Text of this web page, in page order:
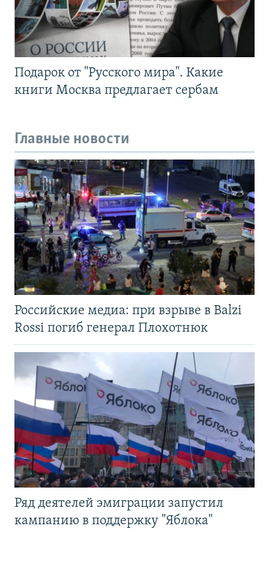
Подарок от "Русского мира". Какие
книги Москва предлагает сербам
Главные новости
Российские медиа: при взрыве в Balzi
Rossi погиб генерал Плохотнюк
Ряд деятелей эмиграции запустил
кампанию в поддержку "Яблока"